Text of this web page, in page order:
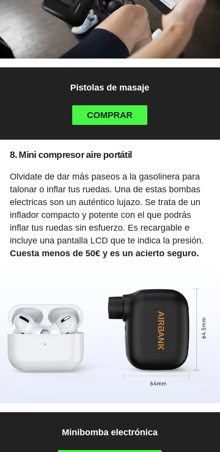
Pistolas de masaje
COMPRAR
8. Mini compresor aire portátil
Olvidate de dar más paseos a la gasolinera para
talonar o inflar tus ruedas. Una de estas bombas
electricas son un auténtico lujazo. Se trata de un
inflador compacto y potente con el que podrás
inflar tus ruedas sin esfuerzo. Es recargable e
incluye una pantalla LCD que te indica la presión.
Cuesta menos de 50€ y es un acierto seguro.
Minibomba electrónica